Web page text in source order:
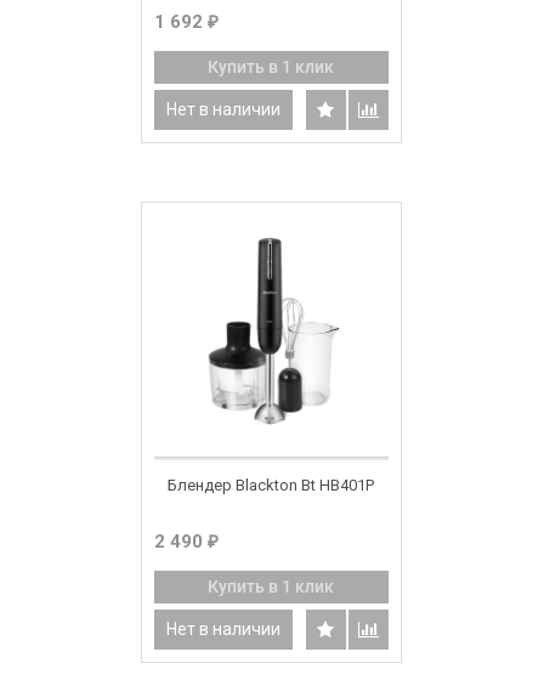
1 692 ₽
Купить в 1 клик
Нет в наличии
Блендер Blackton Bt HB401P
2 490 ₽
Купить в 1 клик
Нет в наличии